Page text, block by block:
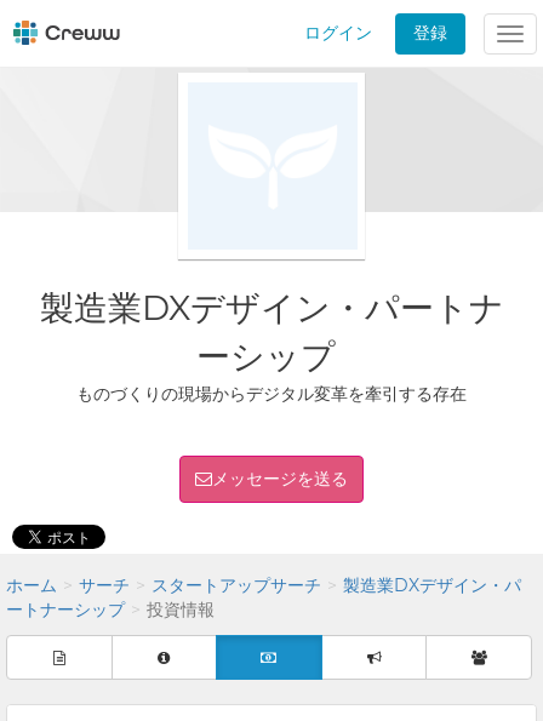
ログイン 登録
製造業DXデザイン・パートナ
ーシップ
ものづくりの現場からデジタル変革を牽引する存在
メッセージを送る
ホーム サーチ スタートアップサーチ
製造業DXデザイン・パ
ートナーシップ
投資情報